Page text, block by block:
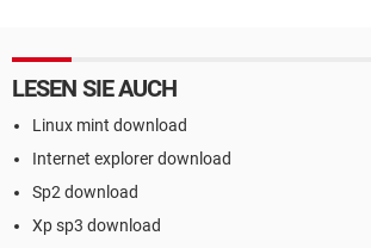
LESEN SIE AUCH
Linux mint download
Internet explorer download
Sp2 download
Xp sp3 download